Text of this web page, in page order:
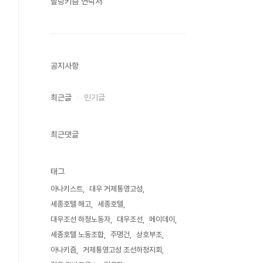
공지사항
최근글 인기글
최근댓글
태그
아나키스트
대우 거제통영고성
세종호텔 해고
세종호텔
대우조선 하청노동자
대우조선
메이데이
세종호텔 노동조합
주명건
상호부조
아나키즘
거제통영고성 조선하청지회